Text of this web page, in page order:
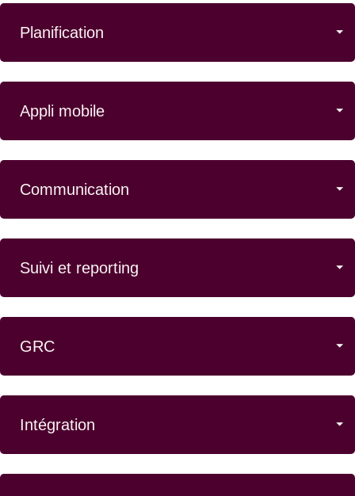
Planification
Appli mobile
Communication
Suivi et reporting
GRC
Intégration